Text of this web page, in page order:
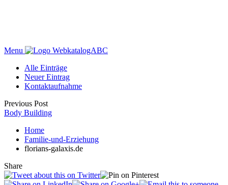
Menu
WebkatalogABC
Alle Einträge
Neuer Eintrag
Kontaktaufnahme
Previous Post
Body Building
Home
Familie-und-Erziehung
florians-galaxis.de
Share